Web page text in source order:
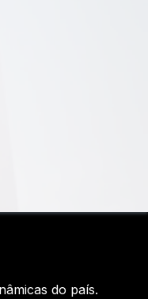
do país.